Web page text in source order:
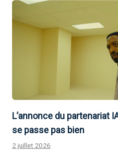
L’annonce du partenariat
se passe pas bien
2 juillet 2026